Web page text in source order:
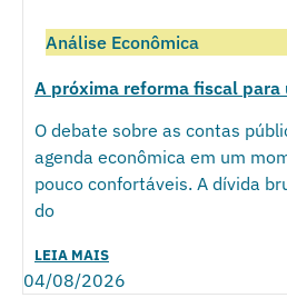
Análise Econômica
A próxima reforma fiscal para
O debate sobre as contas
agenda econômica em um
pouco confortáveis. A dívida
do
LEIA MAIS
04/08/2026